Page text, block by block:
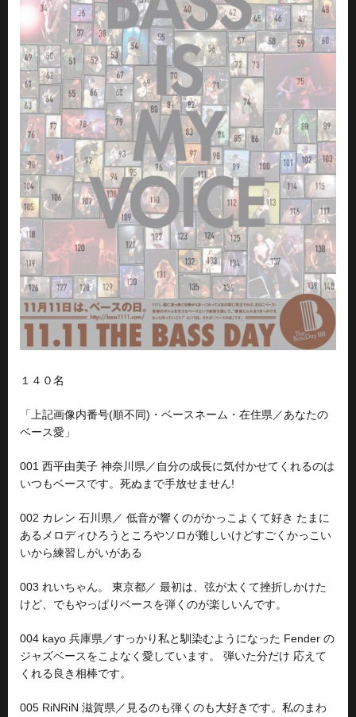
１４０名
「上記画像内番号(順不同)・ベースネーム・在住県／あなたの
ベース愛」
001 西平由美子 神奈川県／自分の成長に気付かせてくれるのは
いつもベースです。死ぬまで手放せません!
002 カレン 石川県／ 低音が響くのがかっこよくて好き たまに
あるメロディひろうところやソロが難しいけどすごくかっこい
いから練習しがいがある
003 れいちゃん。 東京都／ 最初は、弦が太くて挫折しかけた
けど、でもやっぱりベースを弾くのが楽しいんです。
004 kayo 兵庫県／すっかり私と馴染むようになった Fender の
ジャズベースをこよなく愛しています。 弾いた分だけ 応えて
くれる良き相棒です。
005 RiNRiN 滋賀県／見るのも弾くのも大好きです。私のまわ